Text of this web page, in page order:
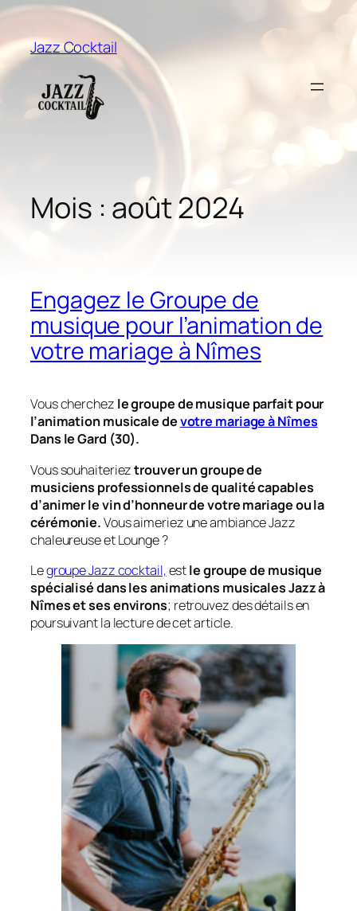
Aller
au
contenu
Jazz Cocktail
Mois : août 2024
Engagez le Groupe de
musique pour l’animation de
votre mariage à Nîmes
Vous cherchez le groupe de musique parfait pour
l’animation musicale devotre mariage à Nîmes
Dans le Gard (30).
Vous souhaiterieztrouver un groupe de
musiciens professionnels de qualité capables
d’animer le vin d’honneur de votre mariage ou la
cérémonie.Vous aimeriez une ambiance Jazz
chaleureuse et Lounge ?
Legroupe Jazz cocktail,estle groupe de musique
spécialisé dans les animations musicales Jazz à
Nîmes et ses environs; retrouvez des détails en
poursuivant la lecture de cet article.